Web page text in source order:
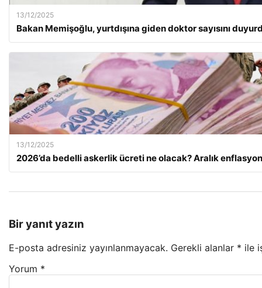
13/12/2025
Bakan Memişoğlu, yurtdışına giden doktor sayısını
13/12/2025
2026’da bedelli askerlik ücreti ne olacak? Aralık
Bir yanıt yazın
E-posta adresiniz yayınlanmayacak. Gerekli alanlar * ile
Yorum *